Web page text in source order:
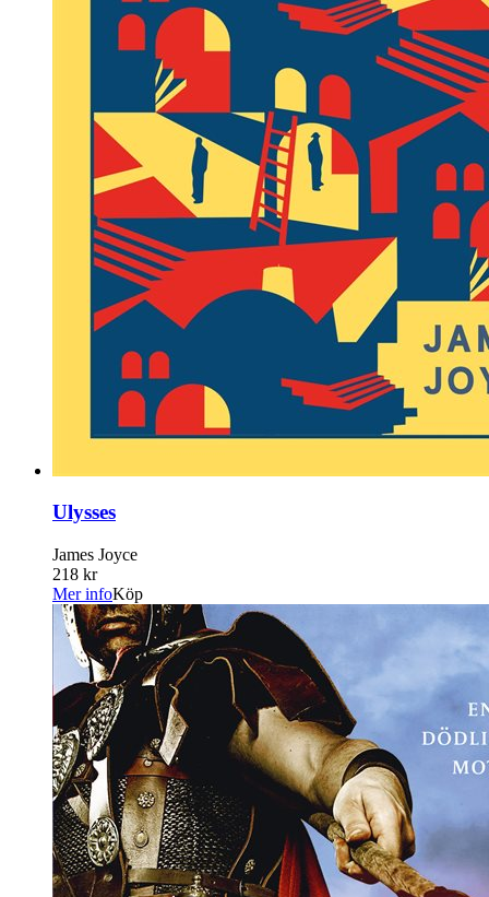
Ulysses
James Joyce
218 kr
Mer infoKöp